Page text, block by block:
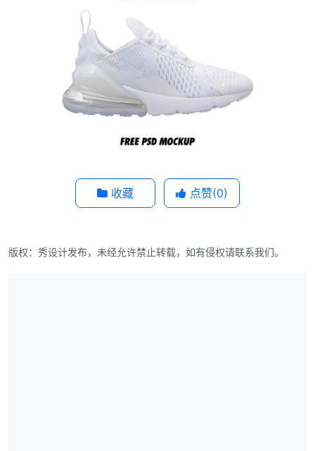
收藏 点赞(0)
版权：秀设计发布，未经允许禁止转载，如有侵权请联系我们。